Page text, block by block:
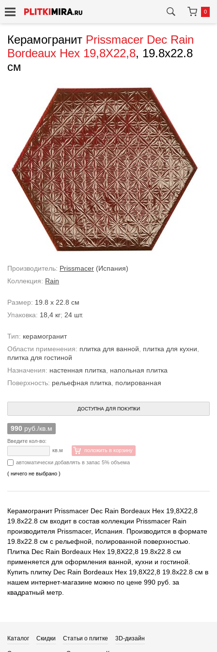
0
Керамогранит Prissmacer Dec Rain
Bordeaux Hex 19,8X22,8, 19.8x22.8
см
Производитель: Prissmacer (Испания)
Коллекция: Rain
Размер: 19.8 x 22.8 см
Упаковка: 18,4 кг; 24 шт.
Тип: керамогранит
Области применения: плитка для ванной плитка для кухни
плитка для гостиной
Назначения: настенная плитка
напольная плитка
Поверхность: рельефная плитка полированная
ДОСТУПНА ДЛЯ ПОКУПКИ
990 руб./кв.м
Введите кол-во:
кв.м
положить в корзину
автоматически добавлять в запас 5% объема
( ничего не выбрано )
Керамогранит Prissmacer Dec Rain Bordeaux Hex 19,8X22,8
19.8x22.8 см входит в состав коллекции Prissmacer Rain
производителя Prissmacer, Испания. Производится в формате
19.8x22.8 см с рельефной, полированной поверхностью.
Плитка Dec Rain Bordeaux Hex 19,8X22,8 19.8x22.8 см
применяется для оформления ванной, кухни и гостиной.
Купить плитку Dec Rain Bordeaux Hex 19,8X22,8 19.8x22.8 см в
нашем интернет-магазине можно по цене 990 руб. за
квадратный метр.
Каталог Скидки Статьи о плитке 3D-дизайн